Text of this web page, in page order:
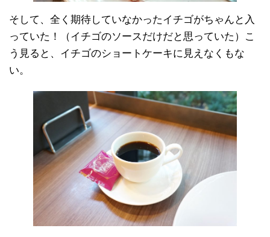
そして、全く期待していなかったイチゴがちゃんと入
っていた！（イチゴのソースだけだと思っていた）こ
う見ると、イチゴのショートケーキに見えなくもな
い。